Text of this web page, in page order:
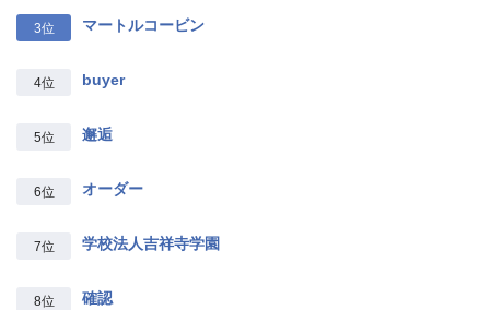
3位 マートルコービン
4位 buyer
5位 邂逅
6位 オーダー
7位 学校法人吉祥寺学園
8位 確認